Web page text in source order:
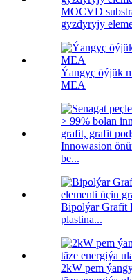
MOCVD
gyzdyryjy
Ýangyç öýjük
MEA
Innowasion
be...
Bipolýar Grafit
plastina...
2kW pem